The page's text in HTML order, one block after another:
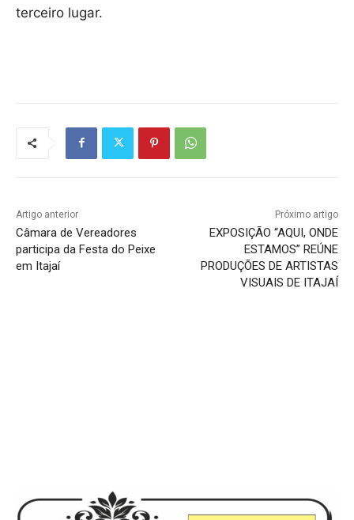
terceiro lugar.
Artigo anterior
Câmara de Vereadores
participa da Festa do Peixe
em Itajaí
Próximo artigo
EXPOSIÇÃO “AQUI, ONDE
ESTAMOS” REÚNE
PRODUÇÕES DE ARTISTAS
VISUAIS DE ITAJAÍ